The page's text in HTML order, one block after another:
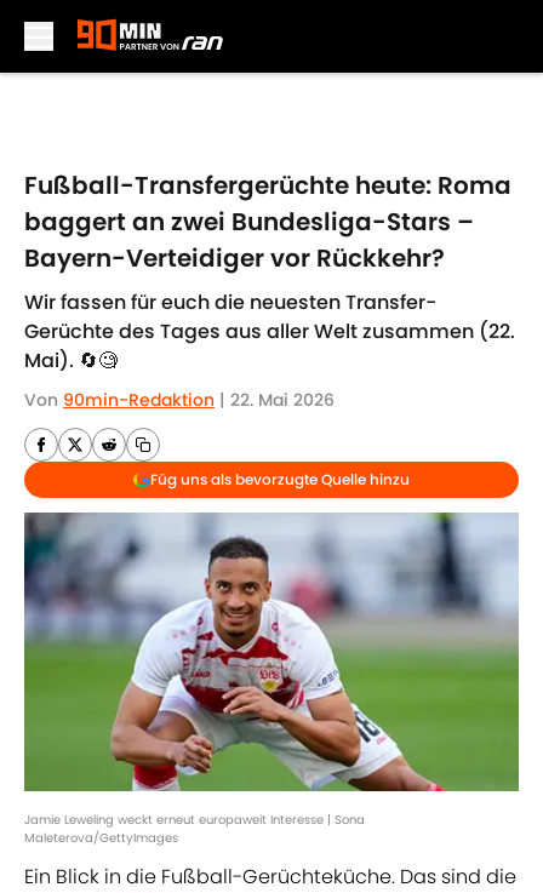
Fußball-Transfergerüchte heute: Roma
baggert an zwei Bundesliga-Stars –
Bayern-Verteidiger vor Rückkehr?
Wir fassen für euch die neuesten Transfer-
Gerüchte des Tages aus aller Welt zusammen (22.
Mai). 🔄🧐
Von 90min-Redaktion | 22. Mai 2026
Füg uns als bevorzugte Quelle hinzu
Jamie Leweling weckt erneut europaweit Interesse | Sona
Maleterova/GettyImages
Ein Blick in die Fußball-Gerüchteküche. Das sind die